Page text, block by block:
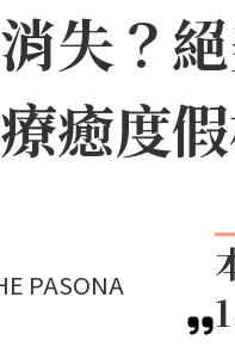
失？
癒度
PASONA
1